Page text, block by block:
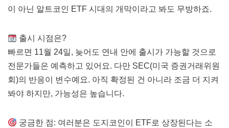
이 아닌 알트코인 ETF 시대의 개막이라고 봐도 무방하죠.
출시 시점은?
빠르면 11월 24일, 늦어도 연내 안에 출시가 가능할 것으로
전문가들은 예측하고 있어요. 다만 SEC(미국 증권거래위원
회)의 반응이 변수예요. 아직 확정된 건 아니라 조금 더 지켜
봐야 하지만, 가능성은 높습니다.
궁금한 점: 여러분은 도지코인이 ETF로 상장된다는 소